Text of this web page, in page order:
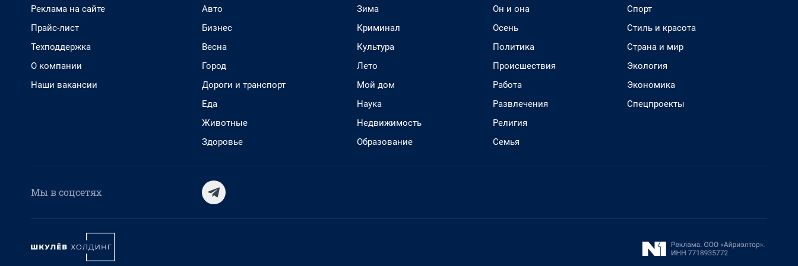
Реклама на сайте
Прайс-лист
Техподдержка
О компании
Наши вакансии
Авто
Бизнес
Весна
Город
Дороги и транспорт
Еда
Животные
Здоровье
Зима
Криминал
Культура
Лето
Мой дом
Наука
Недвижимость
Образование
Он и она
Осень
Политика
Происшествия
Работа
Развлечения
Религия
Семья
Спорт
Стиль и красота
Страна и мир
Экология
Экономика
Спецпроекты
Мы в соцсетях